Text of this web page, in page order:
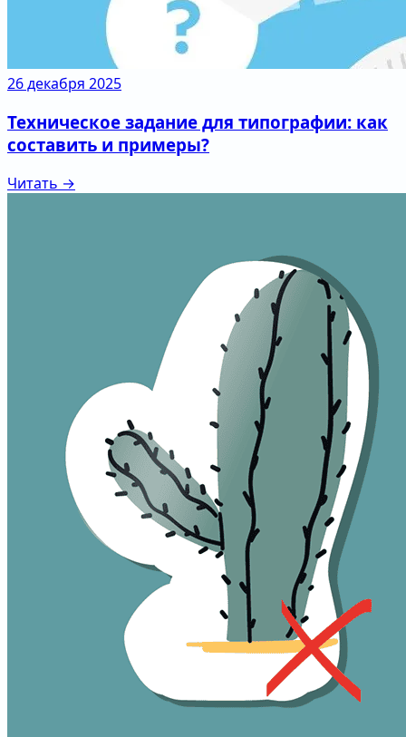
26 декабря 2025
Техническое задание для типографии: как
составить и примеры?
Читать →